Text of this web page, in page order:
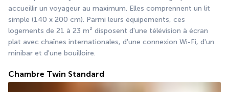
accueillir un voyageur au maximum. Elles comprennent un lit
simple (140 x 200 cm). Parmi leurs équipements, ces
logements de 21 à 23 m² disposent d'une télévision à écran
plat avec chaînes internationales, d'une connexion Wi-Fi, d'un
minibar et d'une bouilloire.
Chambre Twin Standard